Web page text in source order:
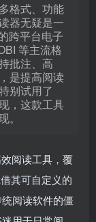
格式、功能
器无疑是一
跨平台电子
等主流格
批注、高
是提高阅读
别试用了
，这款工具
阅读工具，覆
其可自定义的
阅读软件的僵